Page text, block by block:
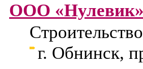
ООО «Нулевик»
Строительство
г. Обнинск,